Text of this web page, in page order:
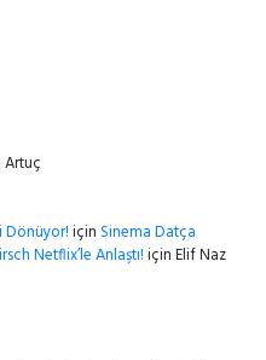
Artuç
Dönüyor!için Sinema Datça
Netflix’le Anlaştı!içinElif Naz